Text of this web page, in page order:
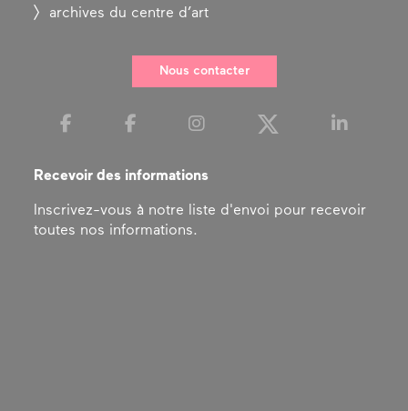
archives du centre d’art
Nous contacter
Recevoir des informations
Inscrivez-vous à notre liste d'envoi pour recevoir
toutes nos informations.